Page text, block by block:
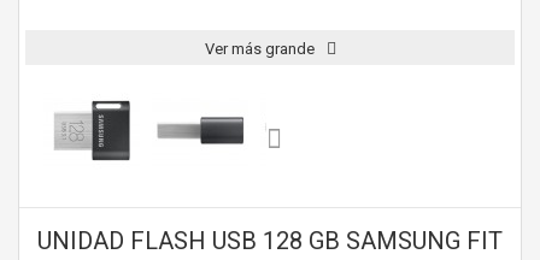
Ver más grande
UNIDAD FLASH USB 128 GB SAMSUNG FIT